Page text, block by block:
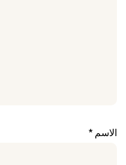
الاسم *